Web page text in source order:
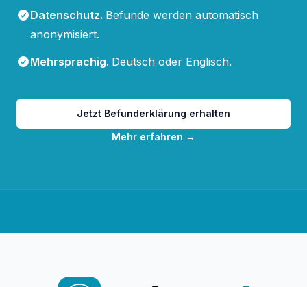
Datenschutz. Befunde werden automatisch
anonymisiert.
Mehrsprachig. Deutsch oder Englisch.
Jetzt Befunderklärung erhalten
Mehr erfahren →